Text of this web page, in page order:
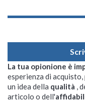
La tua opionione è
esperienza di
un idea della qualità ,
articolo o dell'